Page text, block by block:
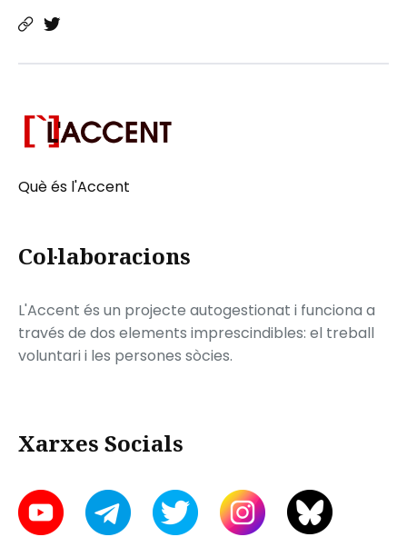
Què és l'Accent
Col·laboracions
L'Accent és un projecte autogestionat i funciona a
través de dos elements imprescindibles: el treball
voluntari i les persones sòcies.
Xarxes Socials